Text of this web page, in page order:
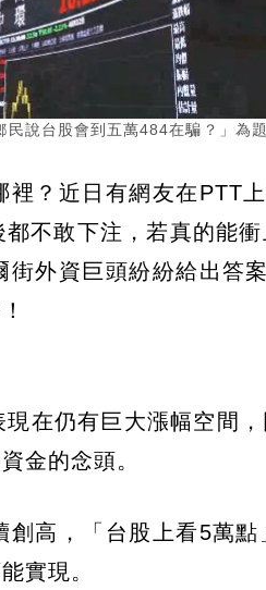
說台股會到五萬484在騙？」為
？近日有網友在PTT
不敢下注，若真的能
外資巨頭紛紛給出答
在仍有巨大漲幅空間
金的念頭。
高，「台股上看5萬點
實現。